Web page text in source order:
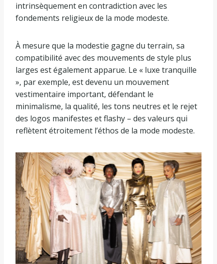
intrinsèquement en contradiction avec les
fondements religieux de la mode modeste.
À mesure que la modestie gagne du terrain, sa
compatibilité avec des mouvements de style plus
larges est également apparue. Le « luxe tranquille
», par exemple, est devenu un mouvement
vestimentaire important, défendant le
minimalisme, la qualité, les tons neutres et le rejet
des logos manifestes et flashy – des valeurs qui
reflètent étroitement l’éthos de la mode modeste.